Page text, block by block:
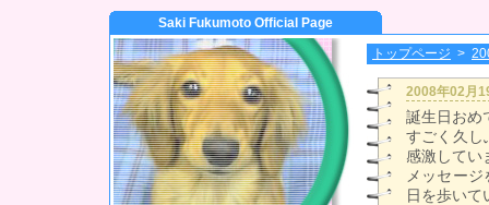
Saki Fukumoto Official Page
トップページ >
2008年02月
誕生日おめ
すごく久し
感激してい
メッセー
日を歩いて